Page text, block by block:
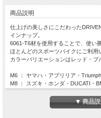
商品説明
仕上げの美しさにこだわった
インナップ。
6061-T6材を使用することで、使い
ほとんどのスポーツバイクにご利用
カラーバリエーションはレッド・ブ
M6 ： ヤマハ・アプリリア・Triumph
M8 ： スズキ・ホンダ・DUCATI・
M10 ： カワサキ・KTM
※上記メーカーにおいても、年式や
のため、ご自身の車両のボルト穴
い。
▼ 商品